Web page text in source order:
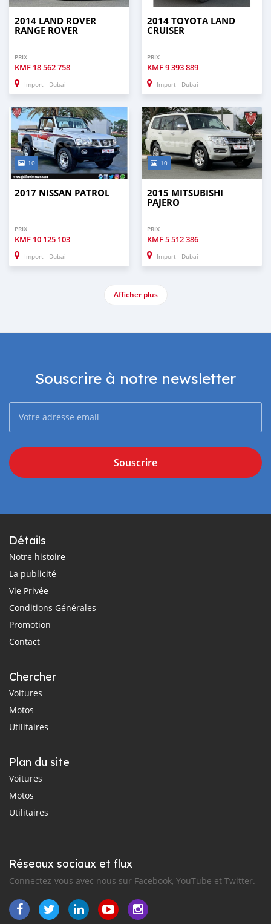
2014 LAND ROVER
RANGE ROVER
PRIX
KMF 18 562 758
Import - Dubai
2014 TOYOTA LAND
CRUISER
PRIX
KMF9 393 889
Import - Dubai
10
2017 NISSAN PATROL
PRIX
KMF 10 125 103
Import - Dubai
10
2015 MITSUBISHI
PAJERO
PRIX
KMF5 512 386
Import - Dubai
Afficher plus
Souscrire à notre newsletter
Souscrire
Détails
Notre histoire
La publicité
Vie Privée
Conditions Générales
Promotion
Contact
Chercher
Voitures
Motos
Utilitaires
Plan du site
Voitures
Motos
Utilitaires
Réseaux sociaux et flux
Connectez-vous avec nous sur Facebook, YouTube et Twitter.